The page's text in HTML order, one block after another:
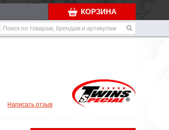
КОРЗИНА
Написать отзыв